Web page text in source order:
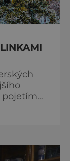
pojetím
totálně